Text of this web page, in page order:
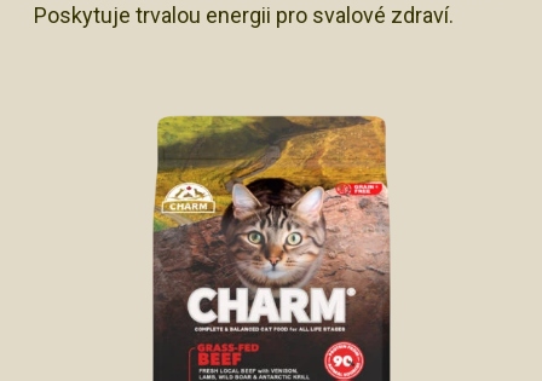
Poskytuje trvalou energii pro svalové zdraví.